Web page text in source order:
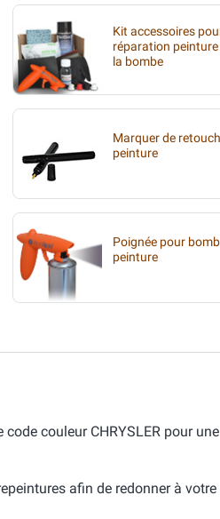
Kit accessoires
réparation
la bombe
Marquer de
peinture
Poignée pour
peinture
couleur CHRYSLER pour une
afin de redonner à